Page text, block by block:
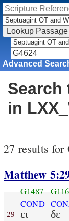
Advanced
Search
in
27 results for
Matthew
29
G1487
COND
ει δε